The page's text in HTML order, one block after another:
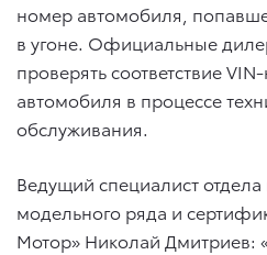
номер автомобиля,
в угоне. Официальные
проверять соответствие
автомобиля в процессе
обслуживания.
Ведущий специалист
модельного ряда и
Мотор» Николай